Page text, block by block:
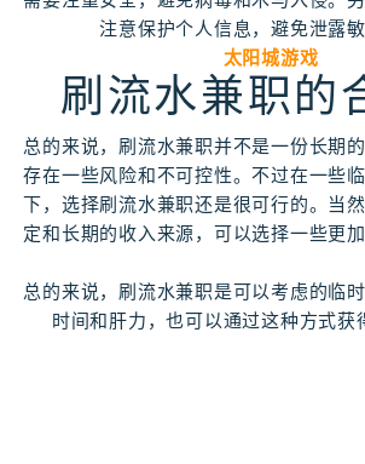
注意保护个人信息，避免泄露敏
太阳城游戏
刷流水兼职的
总的来说，刷流水兼职并不是一份长期
存在一些风险和不可控性。不过在一些
下，选择刷流水兼职还是很可行的。当
定和长期的收入来源，可以选择一些更
总的来说，刷流水兼职是可以考虑的临
时间和肝力，也可以通过这种方式获